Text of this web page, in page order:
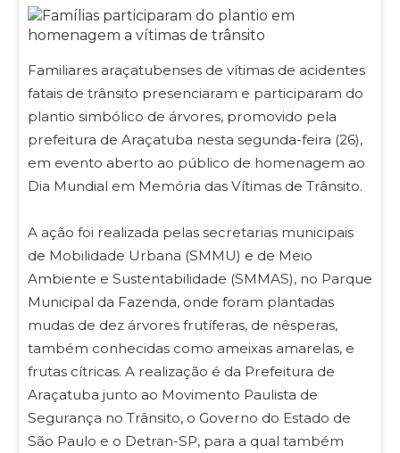
Familiares araçatubenses de vítimas de acidentes
fatais de trânsito presenciaram e participaram do
plantio simbólico de árvores, promovido pela
prefeitura de Araçatuba nesta segunda-feira (26),
em evento aberto ao público de homenagem ao
Dia Mundial em Memória das Vítimas de Trânsito.
A ação foi realizada pelas secretarias municipais
de Mobilidade Urbana (SMMU) e de Meio
Ambiente e Sustentabilidade (SMMAS), no Parque
Municipal da Fazenda, onde foram plantadas
mudas de dez árvores frutíferas, de nêsperas,
também conhecidas como ameixas amarelas, e
frutas cítricas. A realização é da Prefeitura de
Araçatuba junto ao Movimento Paulista de
Segurança no Trânsito, o Governo do Estado de
São Paulo e o Detran-SP, para a qual também